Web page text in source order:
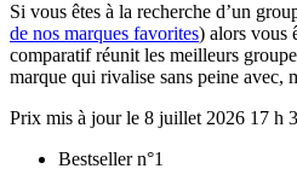
Si vous êtes à la recherche d’un
de nos marques favorites) alors vous
comparatif réunit les meilleurs
marque qui rivalise sans peine avec,
8 juillet 2026 17 h
Bestseller n°1